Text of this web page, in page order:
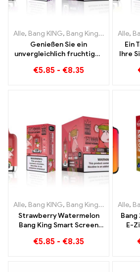
Alle, Bang KING, Bang King Smart Screen 15000 Puff
Genießen Sie ein
unvergleichlich fruchtiges
Jelly Bang King Smart
€5.85 - €8.35
Alle,
Ein
Ihre
Alle, Bang KING, Bang King Smart Screen 15000 Puff
Strawberry Watermelon
Bang King Smart Screen
den entspannenden
€5.85 - €8.35
Alle,
E-